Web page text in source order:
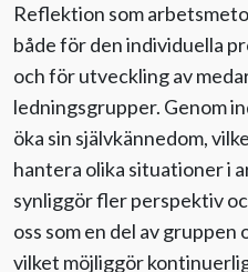
Evenemang
Nyhetsbrev
Till Äldre i centrum
Reflektion som
både för den individuella
och för utveckling av
ledningsgrupper. Genom
öka sin självkännedom,
hantera olika situationer i
synliggör fler perspektiv
oss som en del av
vilket möjliggör